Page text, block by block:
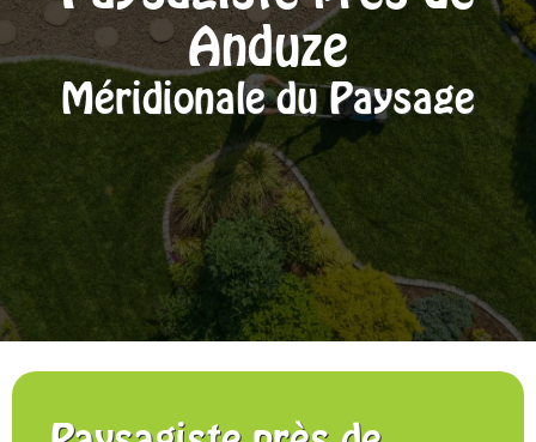
Anduze
Méridionale du Paysage